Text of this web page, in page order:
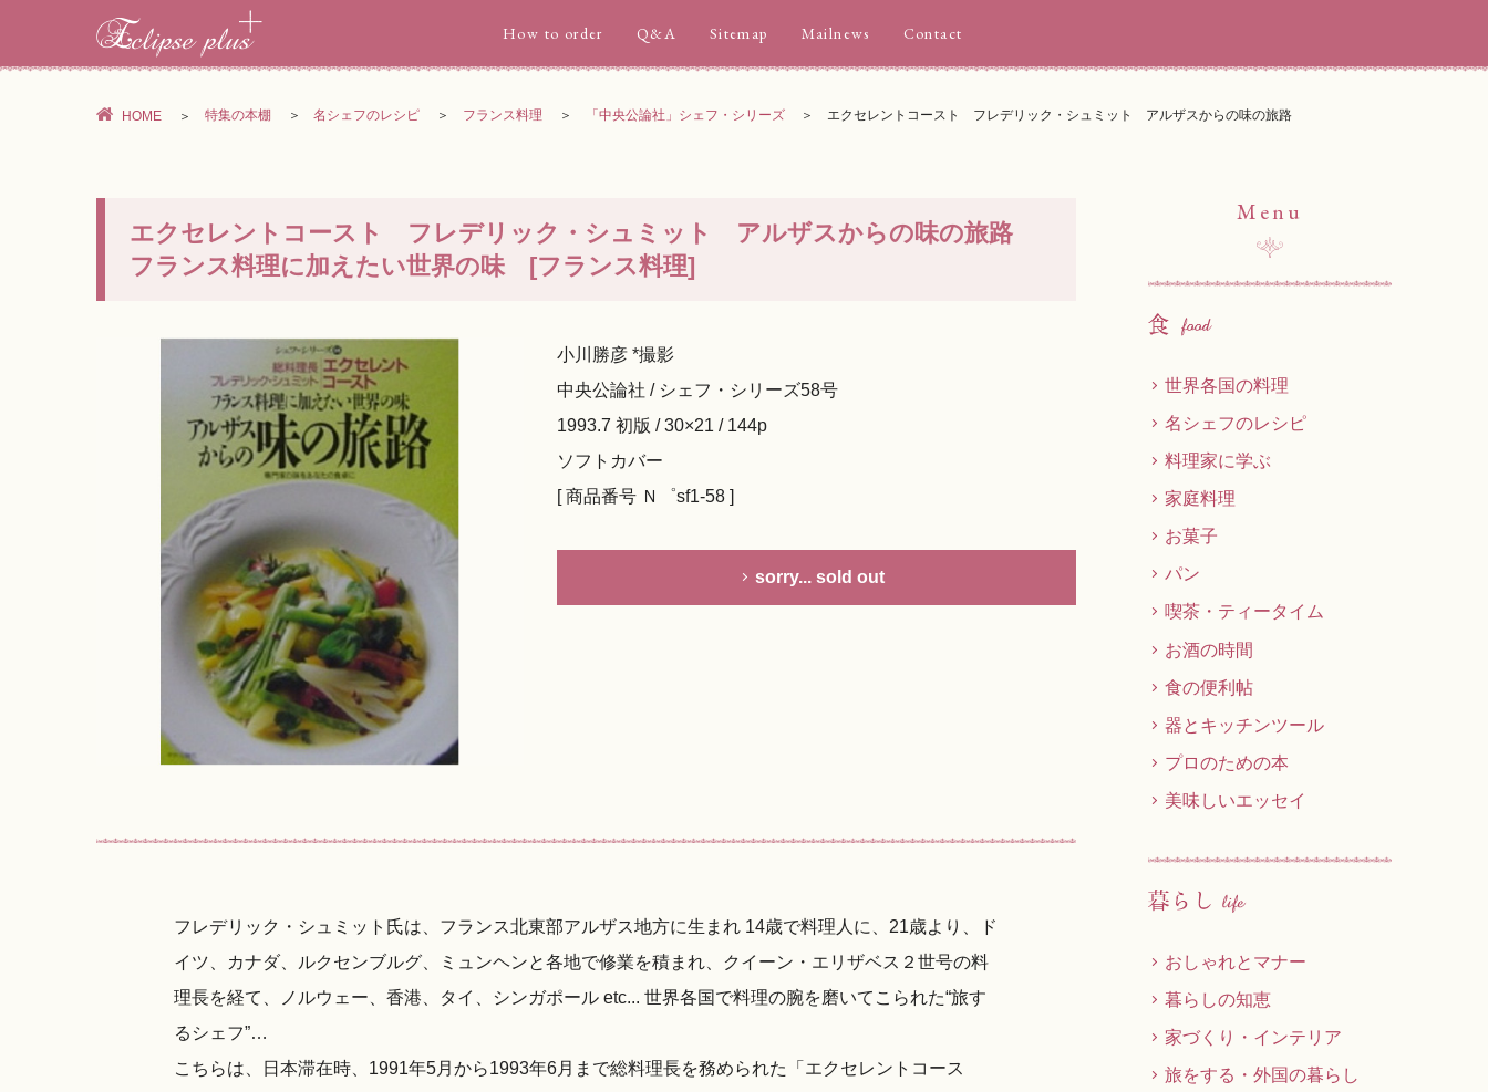
How to order Q&A Sitemap Mailnews Contact
HOME 特集の本棚 名シェフのレシピ フランス料理 「中央公論社」シェフ・シリーズ エクセレントコースト フレデリック・シュミット アルザスからの味の旅路
エクセレントコースト フレデリック・シュミット アルザスからの味の旅路
フランス料理に加えたい世界の味 [フランス料理]
小川勝彦 *撮影
中央公論社 / シェフ・シリーズ58号
1993.7 初版 / 30×21 / 144p
ソフトカバー
[ 商品番号 Ｎ゜sf1-58 ]
sorry... sold out
フレデリック・シュミット氏は、フランス北東部アルザス地方に生まれ 14歳で料理人に、21歳より、ド
イツ、カナダ、ルクセンブルグ、ミュンヘンと各地で修業を積まれ、クイーン・エリザベス２世号の料
理長を経て、ノルウェー、香港、タイ、シンガポール etc... 世界各国で料理の腕を磨いてこられた“旅す
るシェフ”…
こちらは、日本滞在時、1991年5月から1993年6月まで総料理長を務められた「エクセレントコース
Menu
世界各国の料理
名シェフのレシピ
料理家に学ぶ
家庭料理
お菓子
パン
喫茶・ティータイム
お酒の時間
食の便利帖
器とキッチンツール
プロのための本
美味しいエッセイ
おしゃれとマナー
暮らしの知恵
家づくり・インテリア
旅をする・外国の暮らし